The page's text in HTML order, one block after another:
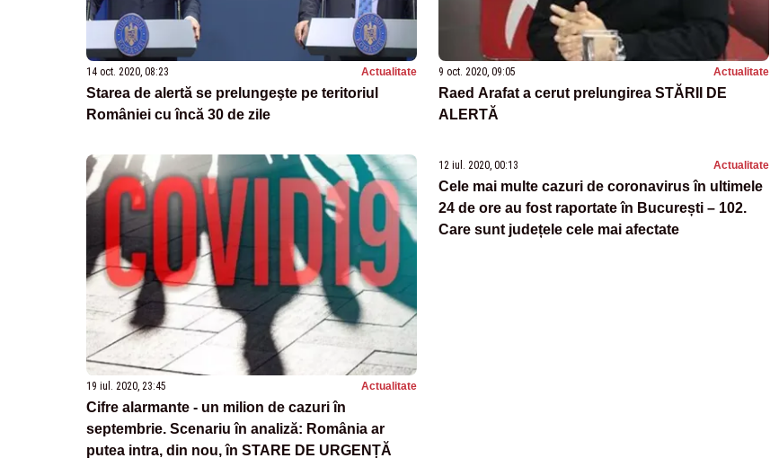
14 oct. 2020, 08:23 Actualitate
Starea de alertă se prelungeşte pe teritoriul
României cu încă 30 de zile
9 oct. 2020, 09:05 Actualitate
Raed Arafat a cerut prelungirea STĂRII DE
ALERTĂ
19 iul. 2020, 23:45 Actualitate
Cifre alarmante - un milion de cazuri în
septembrie. Scenariu în analiză: România ar
putea intra, din nou, în STARE DE URGENȚĂ
12 iul. 2020, 00:13 Actualitate
Cele mai multe cazuri de coronavirus în ultimele
24 de ore au fost raportate în București – 102.
Care sunt județele cele mai afectate